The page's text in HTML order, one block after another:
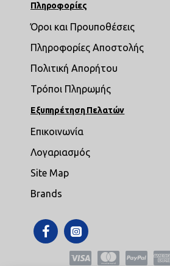
Πληροφορίες
Όροι και Προυποθέσεις
Πληροφορίες Αποστολής
Πολιτική Απορήτου
Τρόποι Πληρωμής
Εξυπηρέτηση Πελατών
Επικοινωνία
Λογαριασμός
Site Map
Brands